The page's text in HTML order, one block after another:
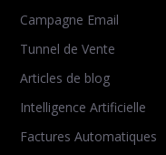
Campagne Email
Tunnel de Vente
Articles de blog
Intelligence Artificielle
Factures Automatiques